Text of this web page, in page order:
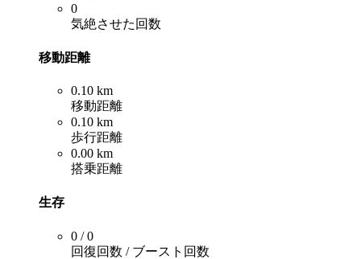
0
気絶させた回数
移動距離
0.10 km
移動距離
0.10 km
歩行距離
0.00 km
搭乗距離
生存
0 / 0
回復回数 / ブースト回数